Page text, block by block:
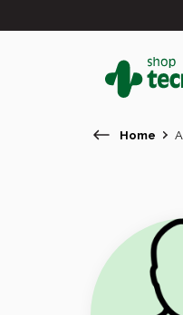
In primo
Home